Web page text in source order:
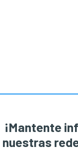
¡Mantente
nuestras